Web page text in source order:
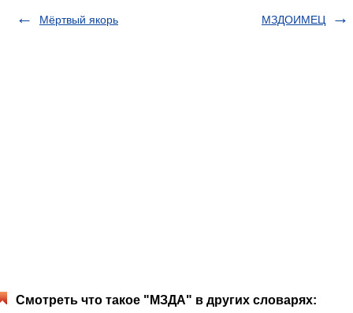
Мёртвый якорь МЗДОИМЕЦ
Смотреть что такое "МЗДА" в других словарях: